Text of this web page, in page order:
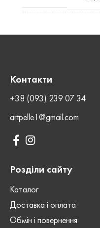
СТАТЬ
Контакти
+38 (093) 239 07 34
artpelle1@gmail.com
Розділи сайту
Каталог
Доставка і оплата
Обмін і повернення